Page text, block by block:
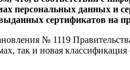
персональных данных и
сертификатов на
№ 1119
так и новая